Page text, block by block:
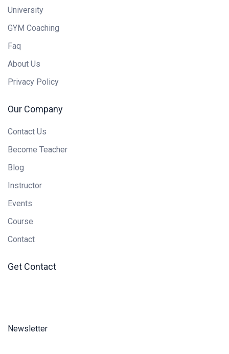
University
GYM Coaching
Faq
About Us
Privacy Policy
Our Company
Contact Us
Become Teacher
Blog
Instructor
Events
Course
Contact
Get Contact
Newsletter